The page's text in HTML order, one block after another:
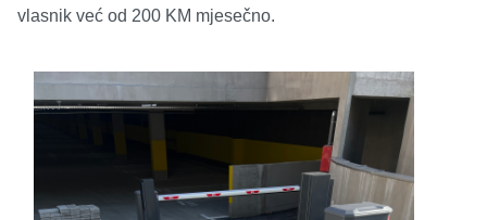
vlasnik već od 200 KM mjesečno.